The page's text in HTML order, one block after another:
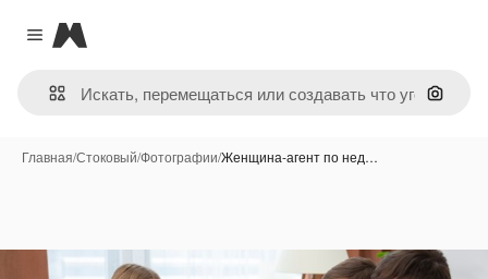
Close menu
Magnific
Поиск
Главная/Стоковый/Фотографии/Женщина-агент по нед…